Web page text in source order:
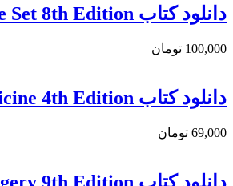
دانلود کتاب Youmans and Winn Neurological Surgery 4-Volume Set 8th Edition
100,000 تومان
دانلود کتاب Spinal Cord Medicine 4th Edition
69,000 تومان